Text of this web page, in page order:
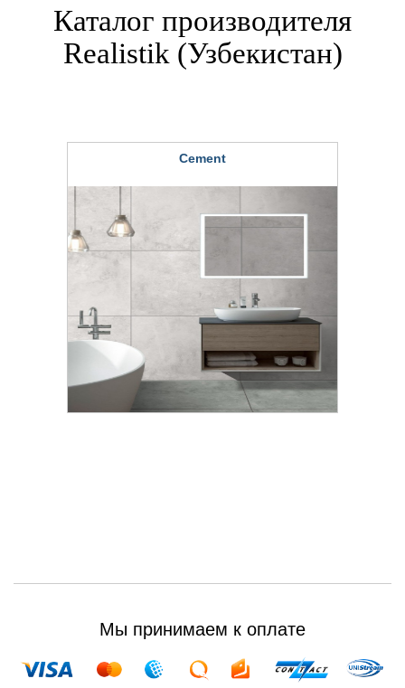
Каталог производителя
Realistik (Узбекистан)
Cement
Мы принимаем к оплате